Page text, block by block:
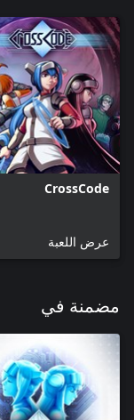
CrossCode
عرض اللعبة
مضمنة في